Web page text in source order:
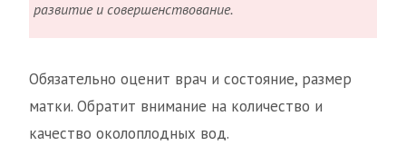
развитие и совершенствование.
Обязательно оценит врач и состояние, размер
матки. Обратит внимание на количество и
качество околоплодных вод.